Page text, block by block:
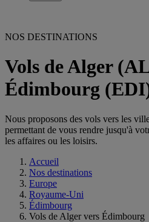
NOS DESTINATIONS
Vols de Alger
Édimbourg
Nous proposons des vols vers les
permettant de vous rendre jusqu'à
les affaires ou les loisirs.
Accueil
Nos destinations
Europe
Royaume-Uni
Édimbourg
Vols de Alger vers Édimbourg